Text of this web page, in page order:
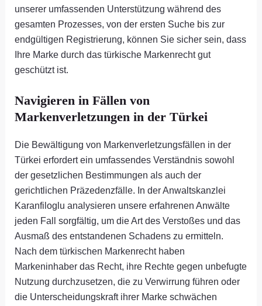
unserer umfassenden Unterstützung während des
gesamten Prozesses, von der ersten Suche bis zur
endgültigen Registrierung, können Sie sicher sein, dass
Ihre Marke durch das türkische Markenrecht gut
geschützt ist.
Navigieren in Fällen von
Markenverletzungen in der Türkei
Die Bewältigung von Markenverletzungsfällen in der
Türkei erfordert ein umfassendes Verständnis sowohl
der gesetzlichen Bestimmungen als auch der
gerichtlichen Präzedenzfälle. In der Anwaltskanzlei
Karanfiloglu analysieren unsere erfahrenen Anwälte
jeden Fall sorgfältig, um die Art des Verstoßes und das
Ausmaß des entstandenen Schadens zu ermitteln.
Nach dem türkischen Markenrecht haben
Markeninhaber das Recht, ihre Rechte gegen unbefugte
Nutzung durchzusetzen, die zu Verwirrung führen oder
die Unterscheidungskraft ihrer Marke schwächen